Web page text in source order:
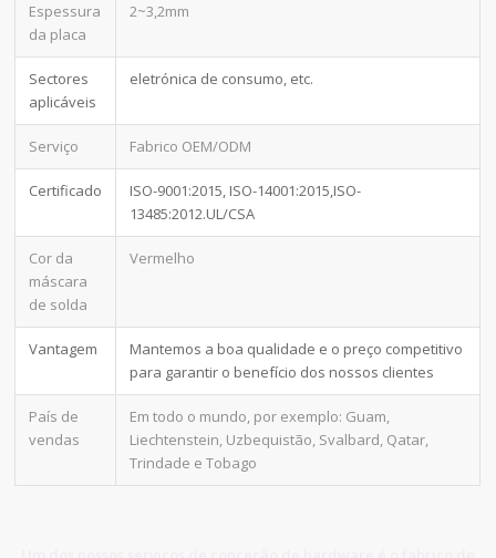
Espessura
da placa
2~3,2mm
Sectores
aplicáveis
eletrónica de consumo, etc.
Serviço Fabrico OEM/ODM
Certificado
ISO-9001:2015, ISO-14001:2015,ISO-
13485:2012.UL/CSA
Cor da
máscara
de solda
Vermelho
Vantagem
Mantemos a boa qualidade e o preço competitivo
para garantir o benefício dos nossos clientes
País de
vendas
Em todo o mundo, por exemplo: Guam,
Liechtenstein, Uzbequistão, Svalbard, Qatar,
Trindade e Tobago